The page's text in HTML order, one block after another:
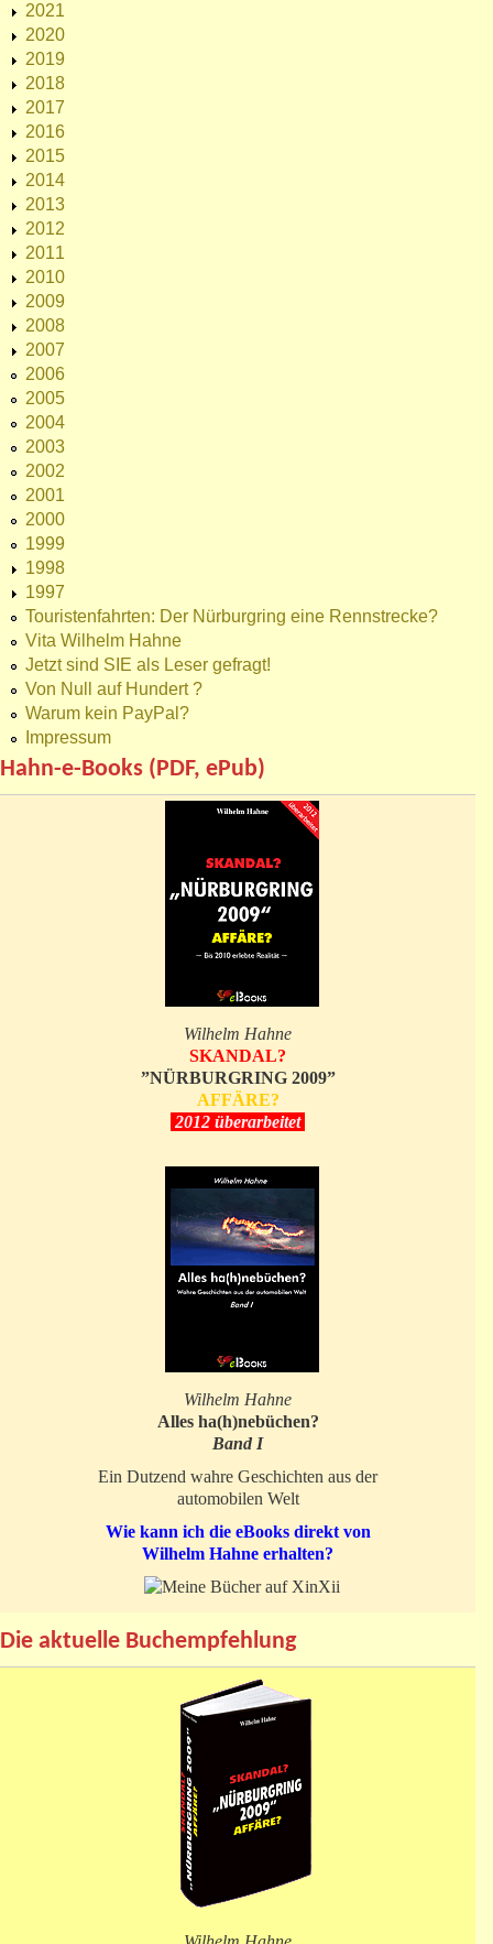
2021
2020
2019
2018
2017
2016
2015
2014
2013
2012
2011
2010
2009
2008
2007
2006
2005
2004
2003
2002
2001
2000
1999
1998
1997
Touristenfahrten: Der Nürburgring eine Rennstrecke?
Vita Wilhelm Hahne
Jetzt sind SIE als Leser gefragt!
Von Null auf Hundert ?
Warum kein PayPal?
Impressum
Hahn-e-Books (PDF, ePub)
Wilhelm Hahne
SKANDAL?
”NÜRBURGRING 2009”
AFFÄRE?
2012 überarbeitet
Wilhelm Hahne
Alles ha(h)nebüchen?
Band I
Ein Dutzend wahre Geschichten aus der
automobilen Welt
Wie kann ich die eBooks direkt von
Wilhelm Hahne erhalten?
Die aktuelle Buchempfehlung